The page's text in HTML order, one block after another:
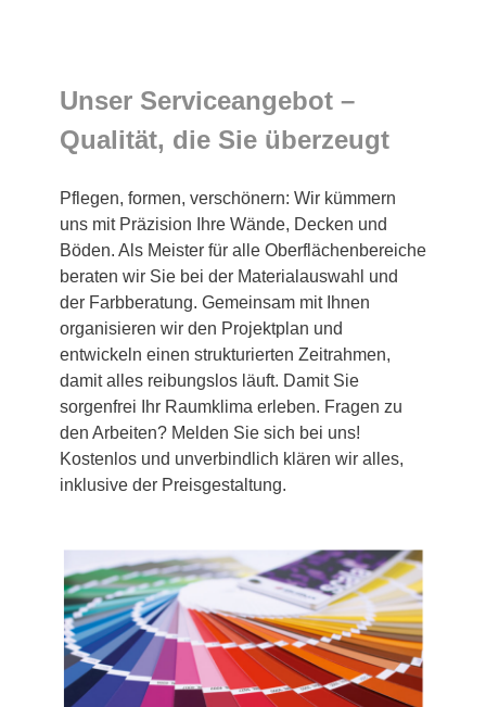
Unser Serviceangebot –
Qualität, die Sie überzeugt
Pflegen, formen, verschönern: Wir kümmern
uns mit Präzision Ihre Wände, Decken und
Böden. Als Meister für alle Oberflächenbereiche
beraten wir Sie bei der Materialauswahl und
der Farbberatung. Gemeinsam mit Ihnen
organisieren wir den Projektplan und
entwickeln einen strukturierten Zeitrahmen,
damit alles reibungslos läuft. Damit Sie
sorgenfrei Ihr Raumklima erleben. Fragen zu
den Arbeiten? Melden Sie sich bei uns!
Kostenlos und unverbindlich klären wir alles,
inklusive der Preisgestaltung.